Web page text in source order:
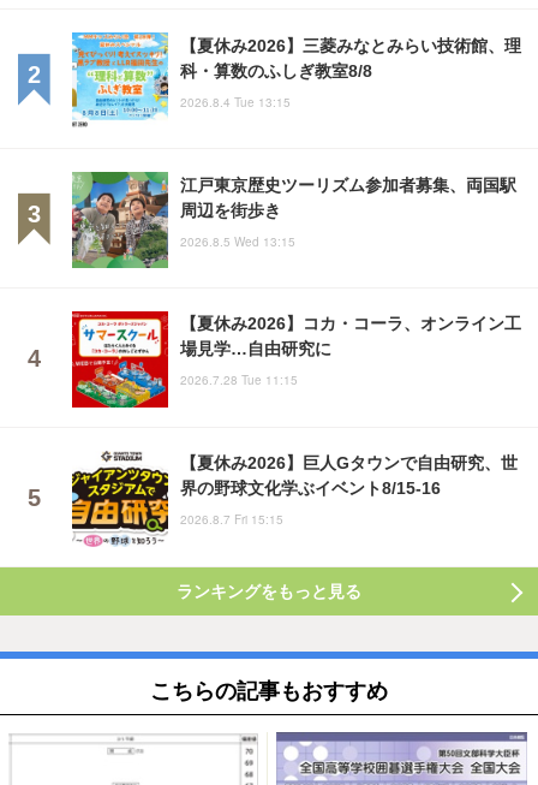
【夏休み2026】三菱みなとみらい技術館、理
科・算数のふしぎ教室8/8
2026.8.4 Tue 13:15
江戸東京歴史ツーリズム参加者募集、両国駅
周辺を街歩き
2026.8.5 Wed 13:15
【夏休み2026】コカ・コーラ、オンライン工
場見学…自由研究に
2026.7.28 Tue 11:15
【夏休み2026】巨人Gタウンで自由研究、世
界の野球文化学ぶイベント8/15-16
2026.8.7 Fri 15:15
ランキングをもっと見る
こちらの記事もおすすめ